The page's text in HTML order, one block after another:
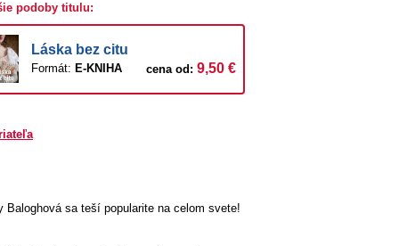
podoby titulu:
Láska bez citu
Formát: E-KNIHA cena od: 9,50 €
sa teší popularite na celom svete!